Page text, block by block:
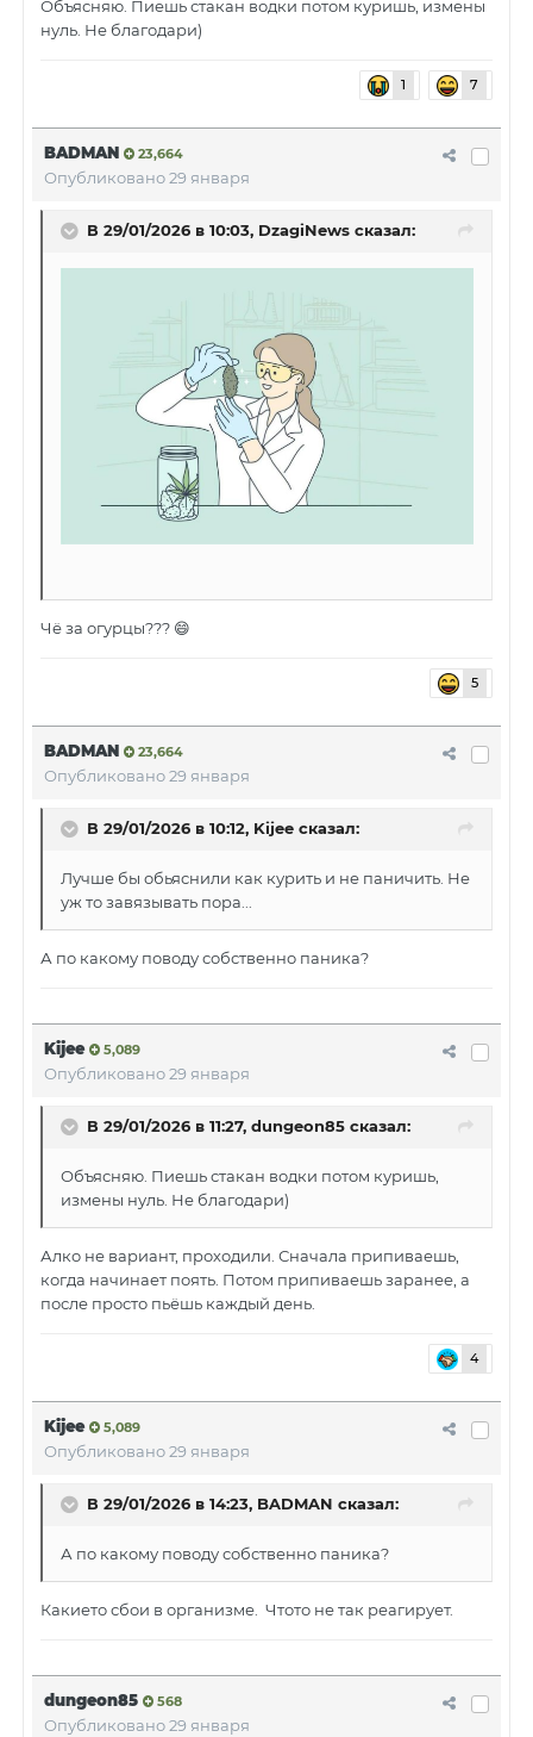
Объясняю. Пиешь стакан водки потом куришь, измены
нуль. Не благодари)
1 7
BADMAN 23,664
Опубликовано29 января
В 29/01/2026 в 10:03, DzagiNews сказал:
Чё за огурцы??? 😄
5
BADMAN 23,664
Опубликовано29 января
В 29/01/2026 в 10:12, Kijee сказал:
Лучше бы обьяснили как курить и не паничить. Не
уж то завязывать пора...
А по какому поводу собственно паника?
Kijee 5,089
Опубликовано29 января
В 29/01/2026 в 11:27, dungeon85 сказал:
Объясняю. Пиешь стакан водки потом куришь,
измены нуль. Не благодари)
Алко не вариант, проходили. Сначала припиваешь,
когда начинает поять. Потом припиваешь заранее, а
после просто пьёшь каждый день.
4
Kijee 5,089
Опубликовано29 января
В 29/01/2026 в 14:23, BADMAN сказал:
А по какому поводу собственно паника?
Какието сбои в организме. Чтото не так реагирует.
dungeon85 568
Опубликовано29 января